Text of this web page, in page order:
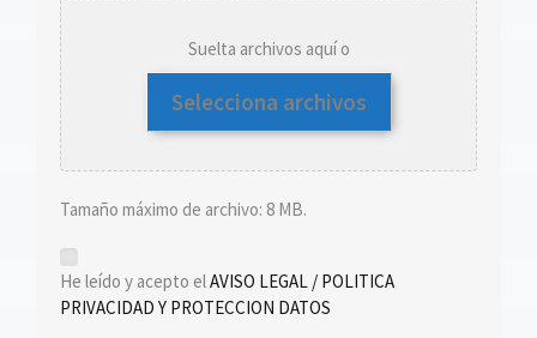
Suelta archivos aquí o
Selecciona archivos
Tamaño máximo de archivo: 8 MB.
He leído y acepto elAVISO LEGAL / POLITICA
PRIVACIDAD Y PROTECCION DATOS